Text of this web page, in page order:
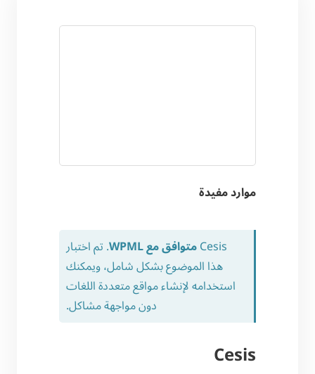
موارد مفيدة
Cesisمتوافق مع WPML
. تم اختبار
هذا الموضوع بشكل شامل، ويمكنك
استخدامه لإنشاء مواقع متعددة اللغات
دون مواجهة مشاكل.
Cesis